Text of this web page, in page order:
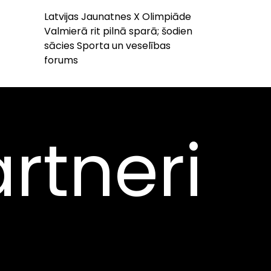
Latvijas Jaunatnes X Olimpiāde
Valmierā rit pilnā sparā; šodien
sācies Sporta un veselības
forums